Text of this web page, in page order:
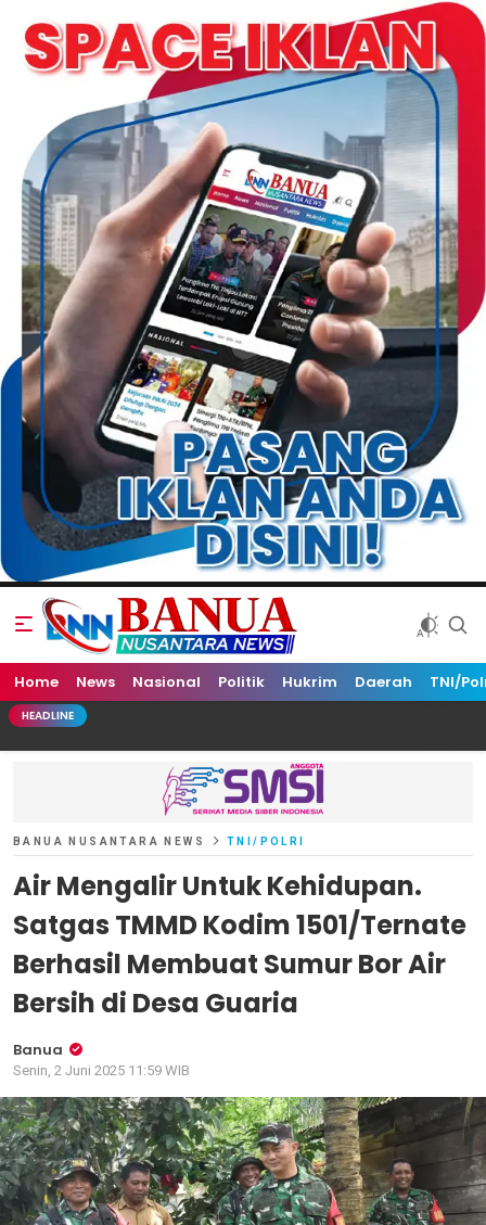
Banua Nusantara News
Home News Nasional Politik Hukrim Daerah TNI/
HEADLINE
BANUA NUSANTARA NEWS TNI/POLRI
Air Mengalir Untuk Kehidupan.
Satgas TMMD Kodim 1501/Ternate
Berhasil Membuat Sumur Bor Air
Bersih di Desa Guaria
Banua
Senin, 2 Juni 2025 11:59 WIB